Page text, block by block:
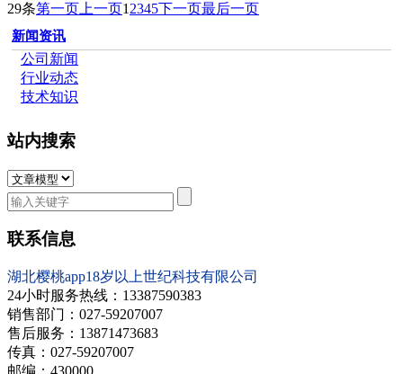
29条第一页 上一页1 2345下一页最后一页
新闻资讯
公司新闻
行业动态
技术知识
站内搜索
联系信息
湖北樱桃app18岁以上世纪科技有限公司
24小时服务热线：13387590383
销售部门： 027-59207007
售后服务：13871473683
传真： 027-59207007